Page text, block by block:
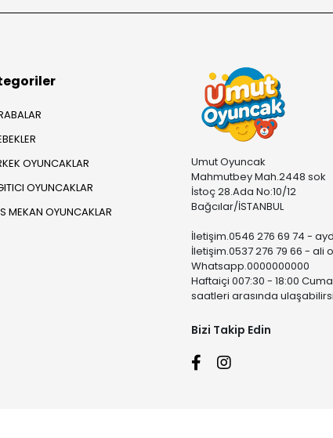
OYUNCAKLAR
OYUNCAKLAR
MEKAN OYUNCAKLAR
Umut Oyuncak
Mahmutbey Mah.2448 sok
İstoç 28.Ada No:10/12
Bağcılar/İSTANBUL
İletişim.0546 276 69 74 -
İletişim.0537 276 79 66 - ali
Whatsapp.0000000000
Haftaiçi 007:30 - 18:00
saatleri arasında
Bizi Takip Edin